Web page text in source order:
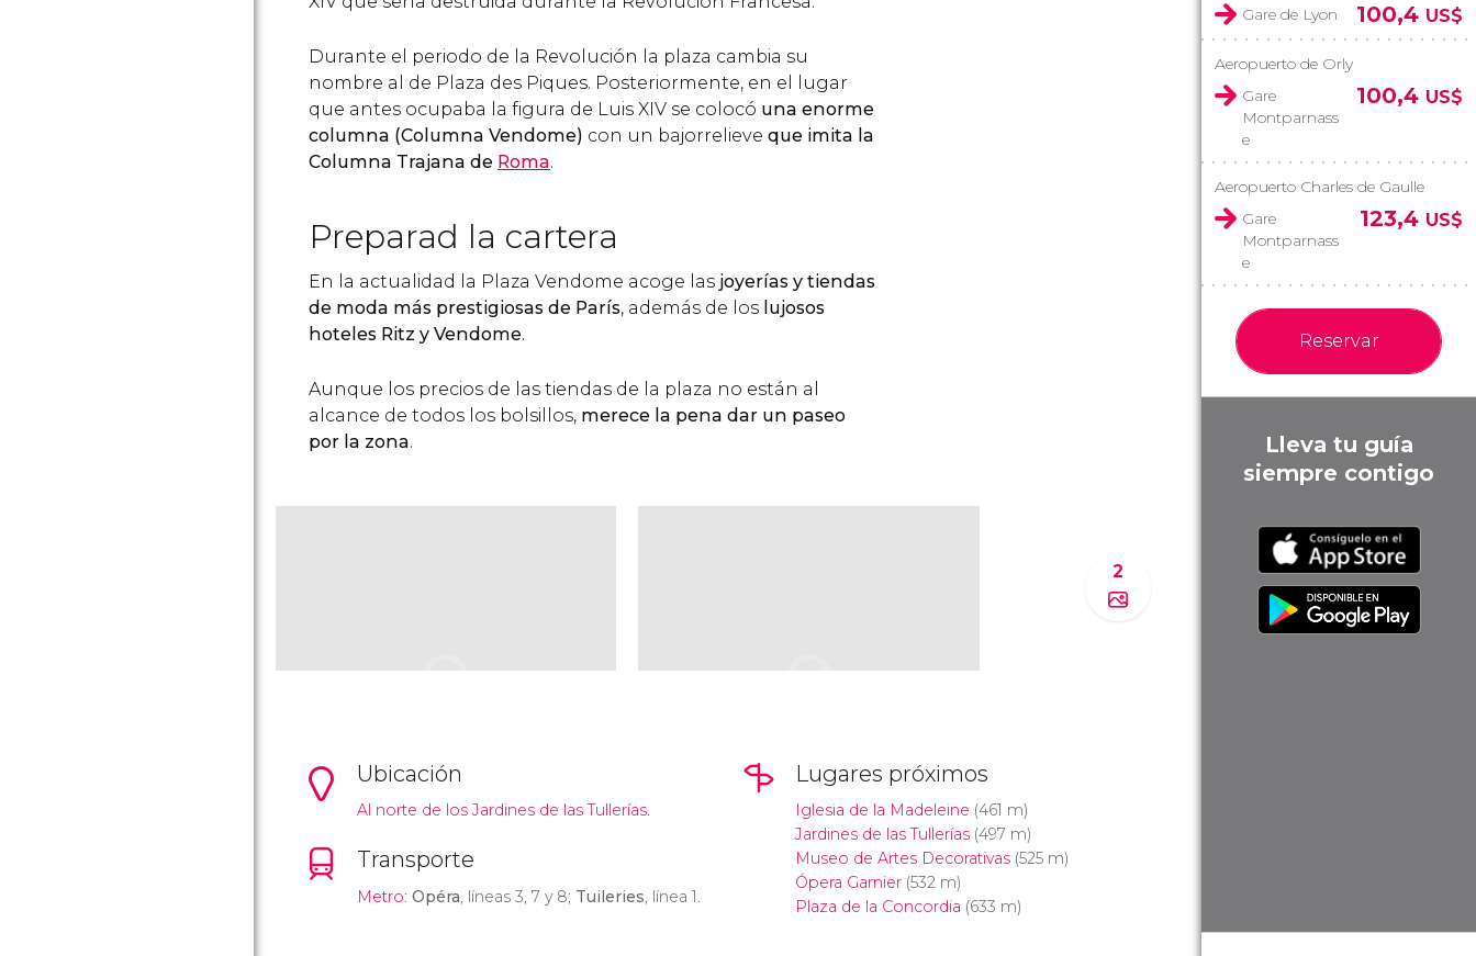
Durante el periodo de la Revolución la plaza cambia su
nombre al de Plaza des Piques. Posteriormente, en el lugar
que antes ocupaba la figura de Luis XIV se colocó una enorme
columna (Columna Vendome) con un bajorrelieve que imita la
Columna Trajana de Roma.
Preparad la cartera
En la actualidad la Plaza Vendome acoge las joyerías y tiendas
de moda más prestigiosas de París, además de los lujosos
hoteles Ritz y Vendome.
Aunque los precios de las tiendas de la plaza no están al
alcance de todos los bolsillos, merece la pena dar un paseo
por la zona.
2
Ubicación
Al norte de los Jardines de las Tullerías.
Transporte
Metro: Opéra, líneas 3, 7 y 8; Tuileries, línea 1.
Lugares próximos
Iglesia de la Madeleine (461 m)
Jardines de las Tullerías(497 m)
Museo de Artes Decorativas(525 m)
Ópera Garnier(532 m)
Plaza de la Concordia (633 m)
Gare de Lyon
100,4 US$
Aeropuerto de Orly
Gare
Montparnass
e
100,4 US$
Aeropuerto Charles de Gaulle
Gare
Montparnass
e
123,4 US$
Reservar
Lleva tu guía
siempre contigo